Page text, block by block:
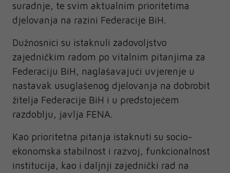
suradnje, te svim aktualnim prioritetima
djelovanja na razini Federacije BiH.
Dužnosnici su istaknuli zadovoljstvo
zajedničkim radom po vitalnim pitanjima za
Federaciju BiH, naglašavajući uvjerenje u
nastavak usuglašenog djelovanja na dobrobit
žitelja Federacije BiH i u predstojećem
razdoblju, javlja FENA.
Kao prioritetna pitanja istaknuti su socio-
ekonomska stabilnost i razvoj, funkcionalnost
institucija, kao i daljnji zajednički rad na